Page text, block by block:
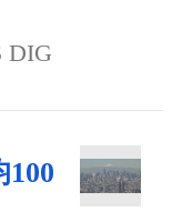
DIG